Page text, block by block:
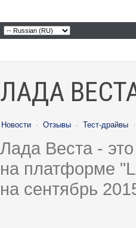
ЛАДА ВЕСТА
Новости · Отзывы · Тест-драйвы ·
Лада Веста -
на платформе
на сентябрь